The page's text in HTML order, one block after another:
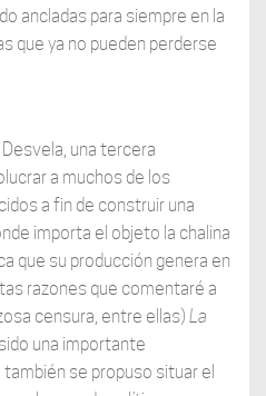
ancladas para siempre en la
que ya no pueden perderse
una tercera
a muchos de los
a fin de construir una
importa el objeto la chalina
que su producción genera en
razones que comentaré a
censura, entre ellas) La
una importante
se propuso situar el